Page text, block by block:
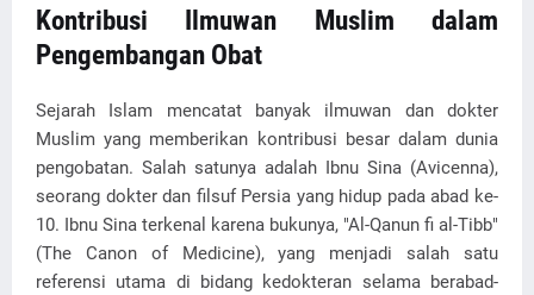
Kontribusi Ilmuwan Muslim dalam
Pengembangan Obat
Sejarah Islam mencatat banyak ilmuwan dan dokter
Muslim yang memberikan kontribusi besar dalam dunia
pengobatan. Salah satunya adalah Ibnu Sina (Avicenna),
seorang dokter dan filsuf Persia yang hidup pada abad ke-
10. Ibnu Sina terkenal karena bukunya, "Al-Qanun fi al-Tibb"
(The Canon of Medicine), yang menjadi salah satu
referensi utama di bidang kedokteran selama berabad-